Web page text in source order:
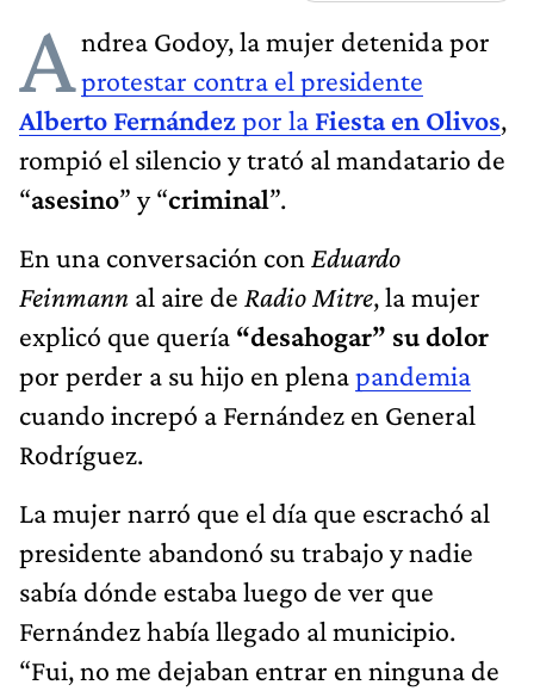
Andrea Godoy, la mujer detenida por
protestar contra el presidente
Alberto Fernándezpor la Fiesta en Olivos,
rompió el silencio y trató al mandatario de
“asesino” y “criminal”.
En una conversación con Eduardo
Feinmann al aire de Radio Mitre, la mujer
explicó que quería “desahogar” su dolor
por perder a su hijo en plenapandemia
cuando increpó a Fernández en General
Rodríguez.
La mujer narró que el día que escrachó al
presidente abandonó su trabajo y nadie
sabía dónde estaba luego de ver que
Fernández había llegado al municipio.
“Fui, no me dejaban entrar en ninguna de